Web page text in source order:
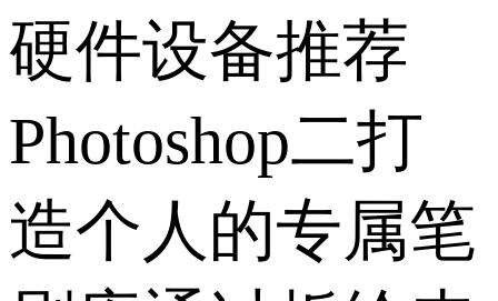
硬件设备推荐
Photoshop二打
造个人的专属笔